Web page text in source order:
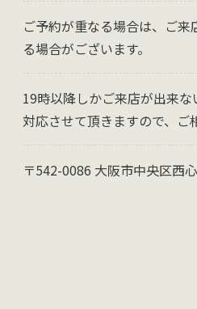
ご予約が重なる場合は、ご
る場合がございます。
19時以降しかご来店が出来
対応させて頂きますので、ご
〒542-0086 大阪市中央区西